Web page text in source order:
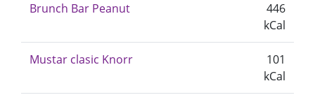
Brunch Bar Peanut
446
kCal
Mustar clasic Knorr
101
kCal